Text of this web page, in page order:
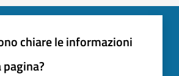
chiare le informazioni